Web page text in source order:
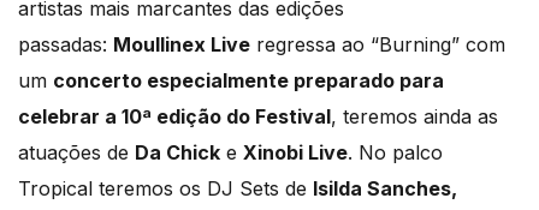
artistas mais marcantes das edições
passadas: Moullinex Live regressa ao “Burning” com
um concerto especialmente preparado para
celebrar a 10ª edição do Festival, teremos ainda as
atuações de Da Chick e Xinobi Live. No palco
Tropical teremos os DJ Sets de Isilda Sanches,